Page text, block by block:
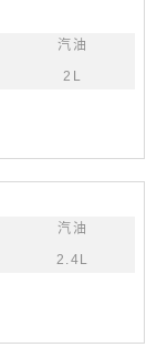
汽油
2L
汽油
2.4L